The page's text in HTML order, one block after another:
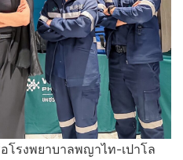
โรงพยาบาลพญาไท-เปาโล